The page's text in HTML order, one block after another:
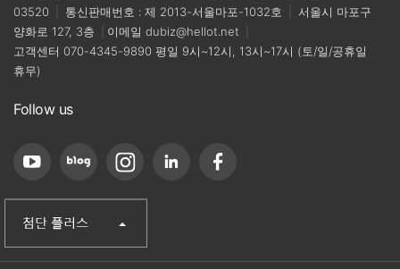
03520
통신판매번호 : 제 2013-서울마포-1032호
서울시 마포구
양화로 127, 3층
이메일 dubiz@hellot.net
고객센터 070-4345-9890 평일 9시~12시, 13시~17시 (토/일/공휴일
휴무)
Follow us
(주)첨단
산업단지신문